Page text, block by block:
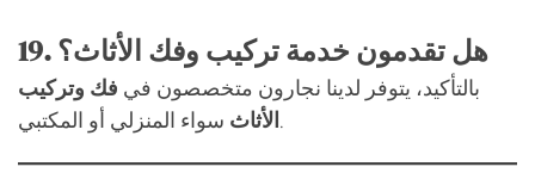
19. هل تقدمون خدمة تركيب وفك الأثاث؟
بالتأكيد، يتوفر لدينا نجارون متخصصون في فك وتركيب
الأثاث سواء المنزلي أو المكتبي.